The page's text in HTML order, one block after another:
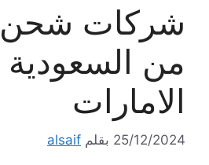
شركات شحن
من السعودية
الامارات
25/12/2024 بقلم alsaif